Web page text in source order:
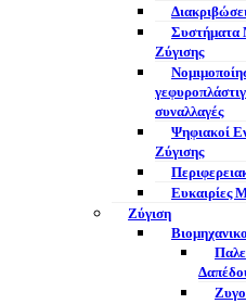
Συστήματα
Ζύγισης
συναλλαγές
Ψηφιακοί
Ζύγισης
Ευκαιρίες
Ζύγιση